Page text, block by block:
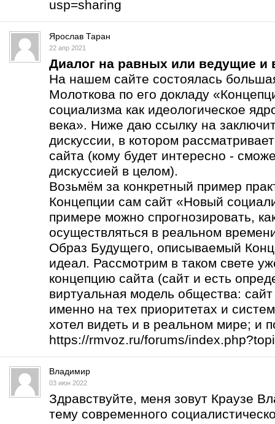
usp=sharing
Ярослав Таран
22 апр 2021
Диалог на равных или ведущие и
На нашем сайте состоялась
Молоткова по его докладу
социализма как идеологическое
века». Ниже даю ссылку на
дискуссии, в котором
сайта (кому будет интересно -
дискуссией в целом).
Возьмём за конкретный пример
Концепции сам сайт «Новый
примере можно спрогнозировать,
осуществляться в реальном
Образ Будущего, описываемый
идеал. Рассмотрим в таком свете
концепцию сайта (сайт и есть
виртуальная модель общества:
именно на тех приоритетах и
хотел видеть и в реальном мире; и
https://rmvoz.ru/forums/
Владимир
03 июн 2022
Здравствуйте, меня зовут Краузе
тему современного